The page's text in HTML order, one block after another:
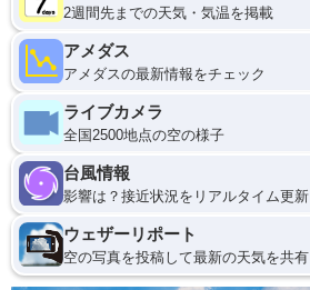
2週間先までの天気・気温を掲載
アメダス
アメダスの最新情報をチェック
ライブカメラ
全国2500地点の空の様子
台風情報
影響は？接近状況をリアルタイム更新
ウェザーリポート
空の写真を投稿して最新の天気を共有